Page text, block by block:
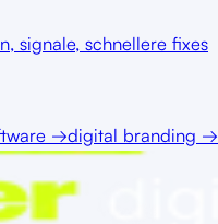
signale, schnellere fixes
→digital branding →